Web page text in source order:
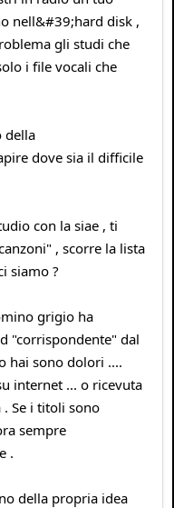
nell&#39;hard disk ,
gli studi che
i file vocali che
della
dove sia il difficile
con la siae , ti
, scorre la lista
siamo ?
grigio ha
"corrispondente" dal
hai sono dolori ....
internet ... o ricevuta
Se i titoli sono
sempre
.
della propria idea